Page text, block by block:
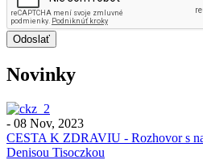
Novinky
- 08 Nov, 2023
CESTA K ZDRAVIU - Rozhovor s
Denisou Tisoczkou